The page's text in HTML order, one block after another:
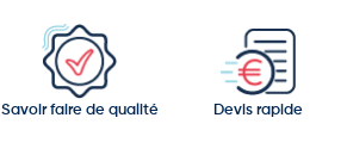
Savoir faire de qualité Devis rapide